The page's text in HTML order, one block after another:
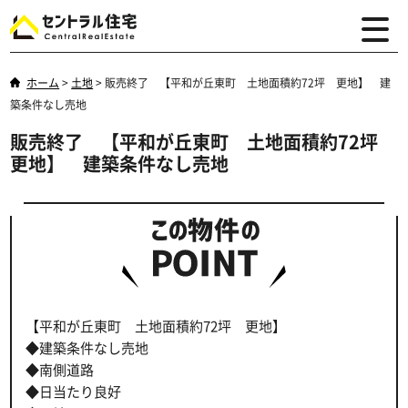
ホーム > 土地> 販売終了 【平和が丘東町 土地面積約72坪 更地】 建
築条件なし売地
販売終了 【平和が丘東町 土地面積約72坪
更地】 建築条件なし売地
【平和が丘東町 土地面積約72坪 更地】
◆建築条件なし売地
◆南側道路
◆日当たり良好